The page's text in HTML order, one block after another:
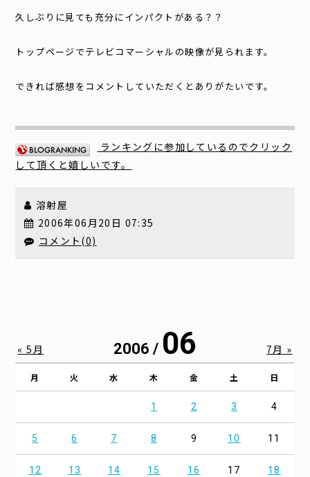
久しぶりに見ても充分にインパクトがある？？
トップページでテレビコマーシャルの映像が見られます。
できれば感想をコメントしていただくとありがたいです。
ランキングに参加しているのでクリック
して頂くと嬉しいです。
溶射屋
2006年06月20日 07:35
コメント(0)
2006 / 06
月 火 水 木 金 土 日
1 2 3 4
5 6 7 8 9 10 11
12 13 14 15 16 17 18
« 5月 7月 »